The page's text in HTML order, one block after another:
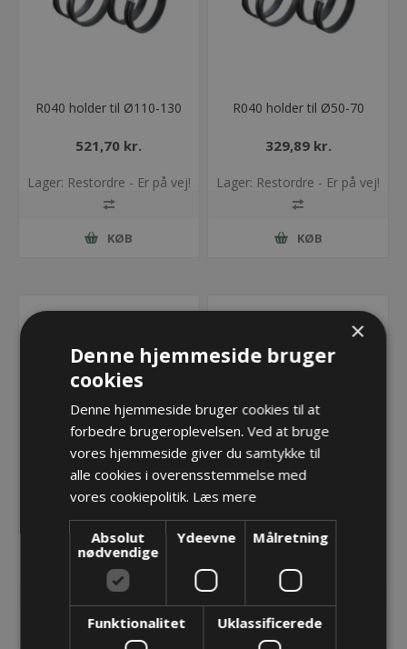
R040 holder til Ø110-130
521,70 kr.
Lager: Restordre - Er på vej!
KØB
R040 holder til Ø50-70
329,89 kr.
Lager: Restordre - Er på vej!
KØB
R040 holder til Ø70-90
394,05 kr.
Lager: Restordre - Er på vej!
KØB
R040 holder til Ø90-110
410,57 kr.
Lager: Restordre - Er på vej!
KØB
×
Denne hjemmeside bruger
cookies
Denne hjemmeside bruger cookies til at
forbedre brugeroplevelsen. Ved at bruge
vores hjemmeside giver du samtykke til
alle cookies i overensstemmelse med
vores cookiepolitik. Læs mere
Absolut
nødvendige
Ydeevne Målretning
Funktionalitet Uklassificerede